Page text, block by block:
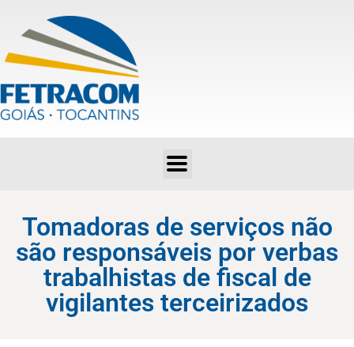
Tomadoras de serviços não
são responsáveis por verbas
trabalhistas de fiscal de
vigilantes terceirizados